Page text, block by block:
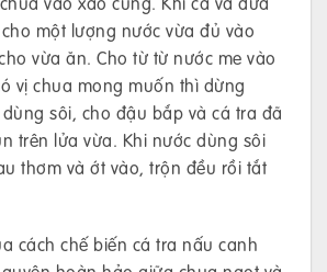
một lượng nước vừa đủ vào
vừa ăn. Cho từ từ nước me vào
vị chua mong muốn thì dừng
sôi, cho đậu bắp và cá tra đã
trên lửa vừa. Khi nước dùng sôi
thơm và ớt vào, trộn đều rồi tắt
cách chế biến cá tra nấu canh